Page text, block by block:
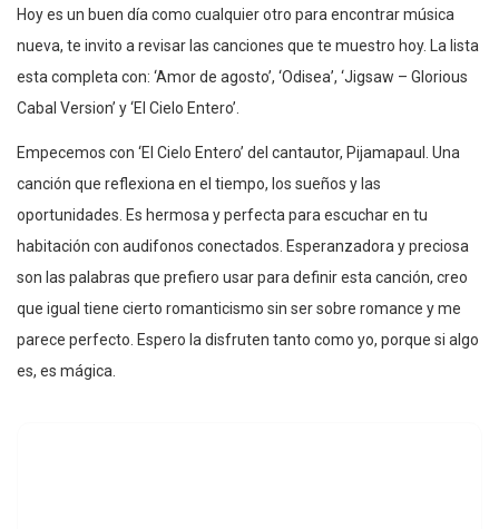
Hoy es un buen día como cualquier otro para encontrar música
nueva, te invito a revisar las canciones que te muestro hoy. La lista
esta completa con: ‘Amor de agosto’, ‘Odisea’, ‘Jigsaw – Glorious
Cabal Version’ y ‘El Cielo Entero’.
Empecemos con ‘El Cielo Entero’ del cantautor, Pijamapaul. Una
canción que reflexiona en el tiempo, los sueños y las
oportunidades. Es hermosa y perfecta para escuchar en tu
habitación con audifonos conectados. Esperanzadora y preciosa
son las palabras que prefiero usar para definir esta canción, creo
que igual tiene cierto romanticismo sin ser sobre romance y me
parece perfecto. Espero la disfruten tanto como yo, porque si algo
es, es mágica.